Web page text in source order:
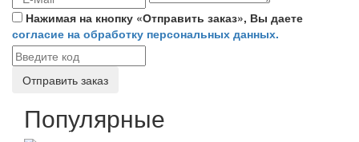
Нажимая на кнопку «Отправить заказ», Вы даете
согласие на обработку персональных данных.
Отправить заказ
Популярные
СКИДКА 20 %